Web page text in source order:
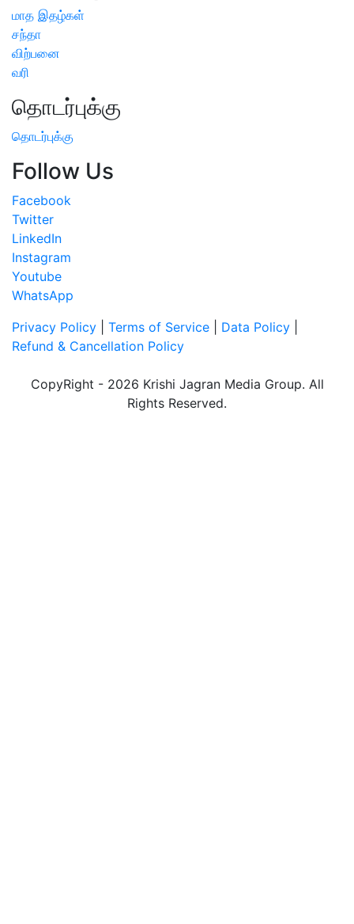
மாத இதழ்கள்
சந்தா
விற்பனை
வரி
தொடர்புக்கு
தொடர்புக்கு
Follow Us
Facebook
Twitter
LinkedIn
Instagram
Youtube
WhatsApp
Privacy Policy
Terms of Service Data Policy
Refund & Cancellation Policy
CopyRight - 2026 Krishi Jagran Media Group. All
Rights Reserved.